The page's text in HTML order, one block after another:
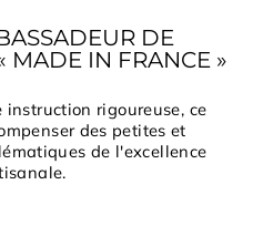
DE
MADE IN FRANCE »
rigoureuse, ce
des petites et
de l'excellence